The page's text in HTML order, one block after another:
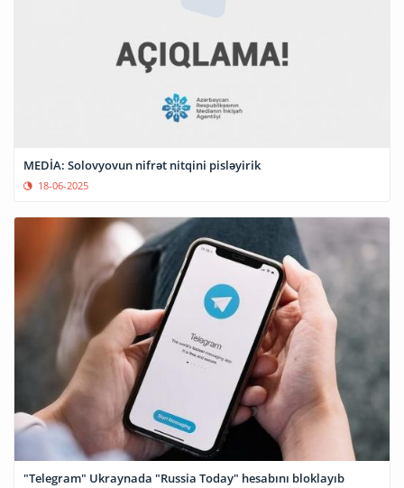
MEDİA: Solovyovun nifrət nitqini pisləyirik
18-06-2025
"Telegram" Ukraynada "Russia Today" hesabını bloklayıb